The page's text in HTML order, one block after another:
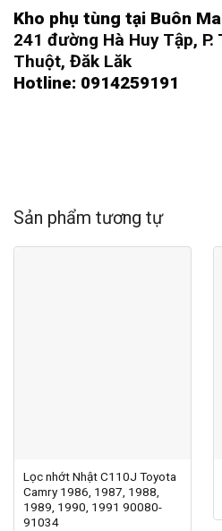
Kho phụ tùng tại Buôn
241 đường Hà Huy Tập, P.
Thuột, Đăk Lăk
Hotline: 0914259191
Sản phẩm tương tự
Lọc nhớt Nhật C110J Toyota
Camry 1986, 1987, 1988,
1989, 1990, 1991 90080-
91034